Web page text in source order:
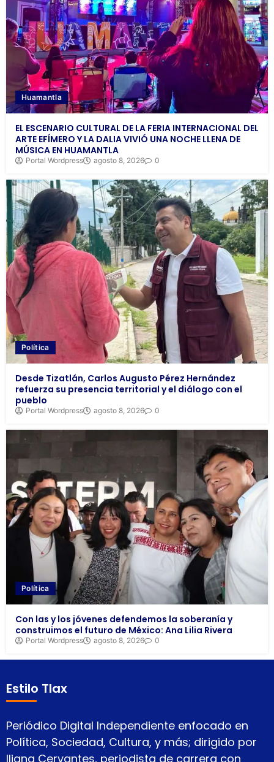
Huamantla
EL ESCENARIO CULTURAL DE LA FERIA INTERNACIONAL DEL
ARTE EFÍMERO Y LA DALIA VIVIÓ UNA NOCHE LLENA DE
MÚSICA EN HUAMANTLA
Portal Wordpress agosto 8, 2026 0
Política
Desde Tizatlán, Carlos Augusto Pérez Hernández
refuerza su presencia territorial y el diálogo con el
pueblo
Portal Wordpress agosto 8, 2026 0
Política
Con las y los jóvenes defendemos la soberanía y
construimos el futuro de México: Ana Lilia Rivera
Portal Wordpress agosto 8, 2026 0
Estilo Tlax
Periódico Digital Independiente enfocado en
Política, Sociedad, Cultura, y más; dirigido por
Iliana Cervantes, periodista de carrera con